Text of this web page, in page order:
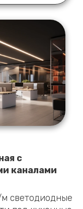
с
каналами
светодиодные